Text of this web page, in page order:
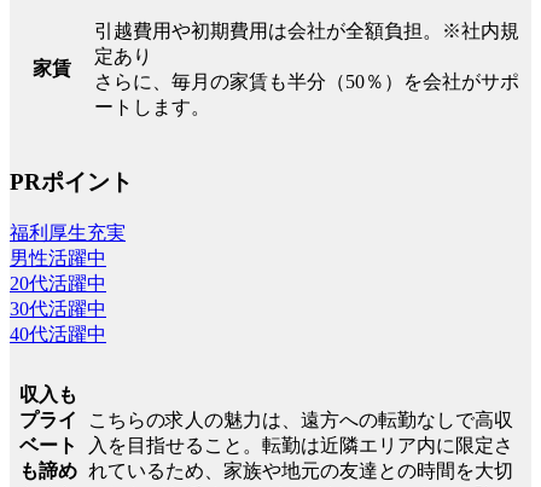
家賃
引越費用や初期費用は会社が全額負担。※社内規
定あり
さらに、毎月の家賃も半分（50％）を会社がサポ
ートします。
PRポイント
福利厚生充実
男性活躍中
20代活躍中
30代活躍中
40代活躍中
収入も
プライ
ベート
も諦め
こちらの求人の魅力は、遠方への転勤なしで高収
入を目指せること。転勤は近隣エリア内に限定さ
れているため、家族や地元の友達との時間を大切